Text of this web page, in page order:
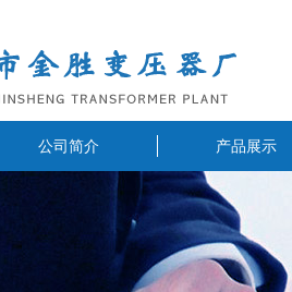
公司简介 产品展示